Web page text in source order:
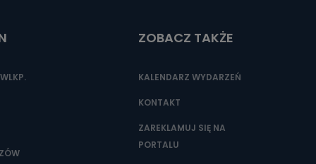
ze
ZOBACZ TAKŻE
KALENDARZ WYDARZEŃ
KONTAKT
ZAREKLAMUJ SIĘ NA
PORTALU